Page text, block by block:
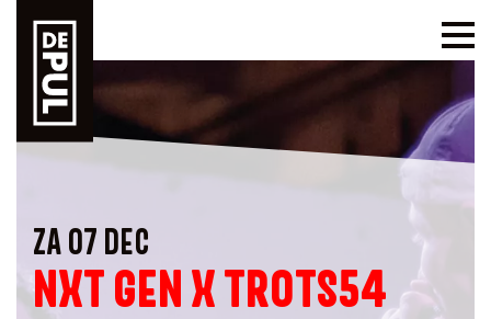
ZA 07 DEC
NXT GEN X TROTS54